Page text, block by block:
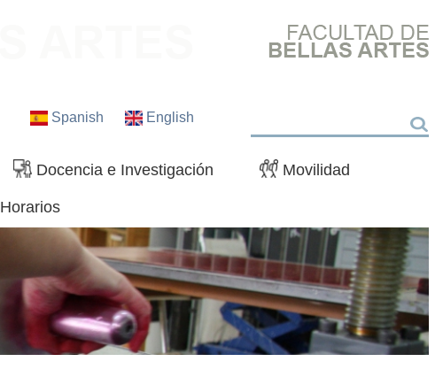
Spanish English
Docencia e Investigación
Movilidad
Horarios